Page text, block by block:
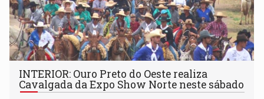
INTERIOR: Ouro Preto do Oeste realiza
Cavalgada da Expo Show Norte neste sábado